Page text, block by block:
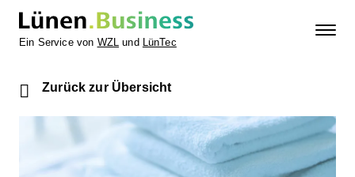
Ein Service von WZL und LünTec
Zurück zur Übersicht